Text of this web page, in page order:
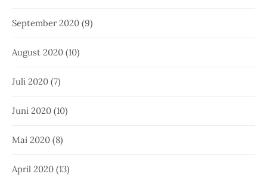
September 2020 (9)
August 2020 (10)
Juli 2020 (7)
Juni 2020 (10)
Mai 2020 (8)
April 2020 (13)